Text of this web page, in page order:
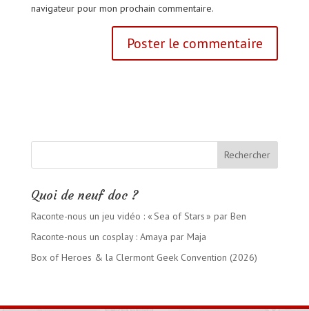
navigateur pour mon prochain commentaire.
Quoi de neuf doc ?
Raconte-nous un jeu vidéo : « Sea of Stars » par Ben
Raconte-nous un cosplay : Amaya par Maja
Box of Heroes & la Clermont Geek Convention (2026)